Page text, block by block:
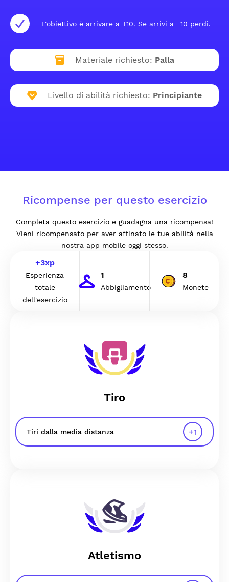
L'obiettivo è arrivare a +10. Se arrivi a −10 perdi.
Materiale richiesto: Palla
Livello di abilità richiesto: Principiante
Ricompense per questo esercizio
Completa questo esercizio e guadagna una ricompensa!
Vieni ricompensato per aver affinato le tue abilità nella
nostra app mobile oggi stesso.
+3xp
Esperienza
totale
dell'esercizio
1
Abbigliamento
8
Monete
Tiro
Tiri dalla media distanza +1
Atletismo